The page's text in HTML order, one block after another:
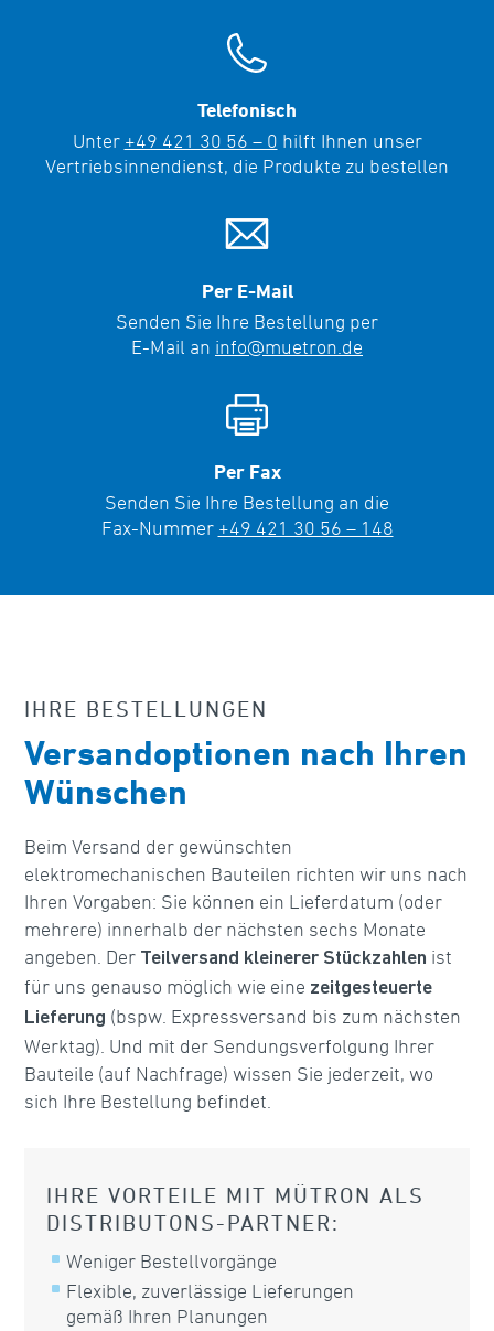
Telefonisch
Unter +49 421 30 56 – 0 hilft Ihnen unser
Vertriebsinnendienst, die Produkte zu bestellen
Per E-Mail
Senden Sie Ihre Bestellung per
E-Mail an info@muetron.de
Per Fax
Senden Sie Ihre Bestellung an die
Fax-Nummer +49 421 30 56 – 148
IHRE BESTELLUNGEN
Versandoptionen nach Ihren
Wünschen
Beim Versand der gewünschten
elektromechanischen Bauteilen richten wir uns nach
Ihren Vorgaben: Sie können ein Lieferdatum (oder
mehrere) innerhalb der nächsten sechs Monate
angeben. Der Teilversand kleinerer Stückzahlen ist
für uns genauso möglich wie eine zeitgesteuerte
Lieferung (bspw. Expressversand bis zum nächsten
Werktag). Und mit der Sendungsverfolgung Ihrer
Bauteile (auf Nachfrage) wissen Sie jederzeit, wo
sich Ihre Bestellung befindet.
IHRE VORTEILE MIT MÜTRON ALS
DISTRIBUTONS-PARTNER:
Weniger Bestellvorgänge
Flexible, zuverlässige Lieferungen
gemäß Ihren Planungen